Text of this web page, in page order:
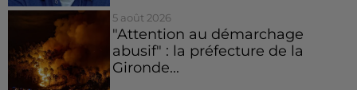
5 août 2026
"Attention au démarchage
abusif" : la préfecture de la
Gironde...